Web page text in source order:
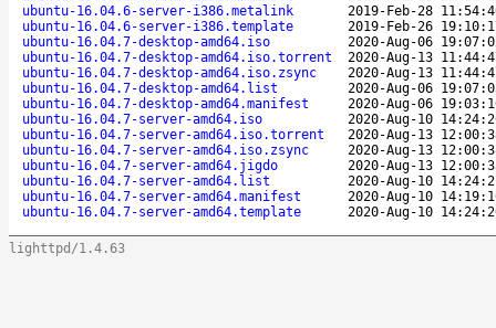
ubuntu-16.04.6-server-i386.metalink
2019-Feb-28
ubuntu-16.04.6-server-i386.template
2019-Feb-26
ubuntu-16.04.7-desktop-amd64.iso
2020-Aug-06
ubuntu-16.04.7-desktop-amd64.iso.torrent
2020-Aug-13
ubuntu-16.04.7-desktop-amd64.iso.zsync
2020-Aug-13
ubuntu-16.04.7-desktop-amd64.list
2020-Aug-06
ubuntu-16.04.7-desktop-amd64.manifest
2020-Aug-06
ubuntu-16.04.7-server-amd64.iso
2020-Aug-10
ubuntu-16.04.7-server-amd64.iso.torrent
2020-Aug-13
ubuntu-16.04.7-server-amd64.iso.zsync
2020-Aug-13
ubuntu-16.04.7-server-amd64.jigdo
2020-Aug-13
ubuntu-16.04.7-server-amd64.list
2020-Aug-10
ubuntu-16.04.7-server-amd64.manifest
2020-Aug-10
ubuntu-16.04.7-server-amd64.template
2020-Aug-10
lighttpd/1.4.63